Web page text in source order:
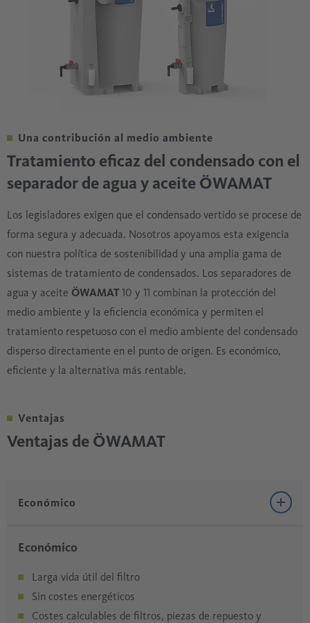
Una contribución al medio ambiente
Tratamiento eficaz del condensado con el
separador de agua y aceite ÖWAMAT
Los legisladores exigen que el condensado vertido se procese de
forma segura y adecuada. Nosotros apoyamos esta exigencia
con nuestra política de sostenibilidad y una amplia gama de
sistemas de tratamiento de condensados. Los separadores de
agua y aceite ÖWAMAT10 y 11 combinan la protección del
medio ambiente y la eficiencia económica y permiten el
tratamiento respetuoso con el medio ambiente del condensado
disperso directamente en el punto de origen. Es económico,
eficiente y la alternativa más rentable.
Ventajas
Ventajas de ÖWAMAT
Económico
Económico
Larga vida útil del filtro
Sin costes energéticos
Costes calculables de filtros, piezas de repuesto y